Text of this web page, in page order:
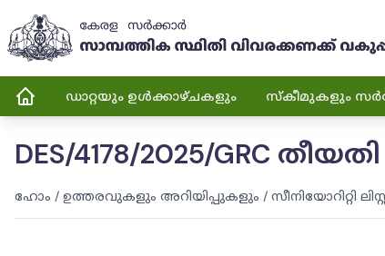
ഡാറ്റയും ഉൾക്കാഴ്ചകളും സ്കീമുകളും
DES/4178/2025/GRC
ഹോം / ഉത്തരവുകളും അറിയിപ്പുകളും / സീനിയോറിറ്റി